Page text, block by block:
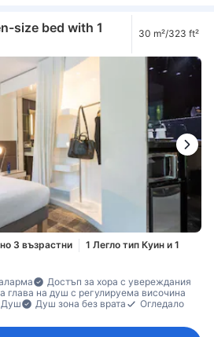
size bed with 1
30 m²/323 ft²
3 възрастни
1 Легло тип Куин и 1
Достъп за хора с увереждания
глава на душ с регулируема височина
Душ Душ зона без врата
Огледало